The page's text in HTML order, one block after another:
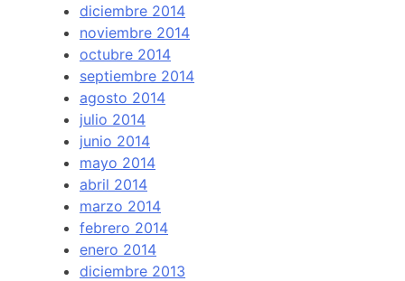
diciembre 2014
noviembre 2014
octubre 2014
septiembre 2014
agosto 2014
julio 2014
junio 2014
mayo 2014
abril 2014
marzo 2014
febrero 2014
enero 2014
diciembre 2013